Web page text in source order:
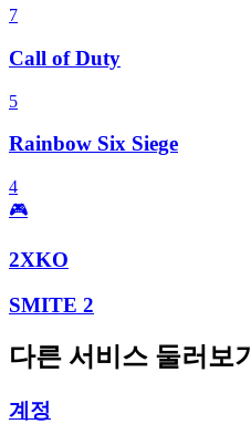
7
Call of Duty
5
Rainbow Six Siege
4
🎮
2XKO
SMITE 2
다른 서비스 둘러보기
계정